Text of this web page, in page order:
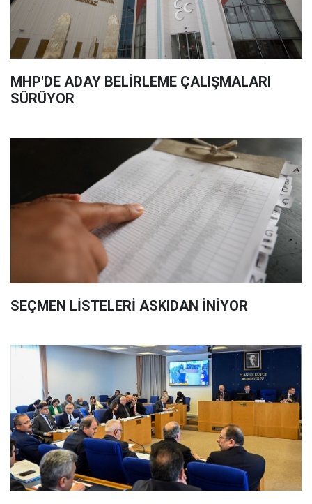
MHP'DE ADAY BELİRLEME ÇALIŞMALARI
SÜRÜYOR
SEÇMEN LİSTELERİ ASKIDAN İNİYOR